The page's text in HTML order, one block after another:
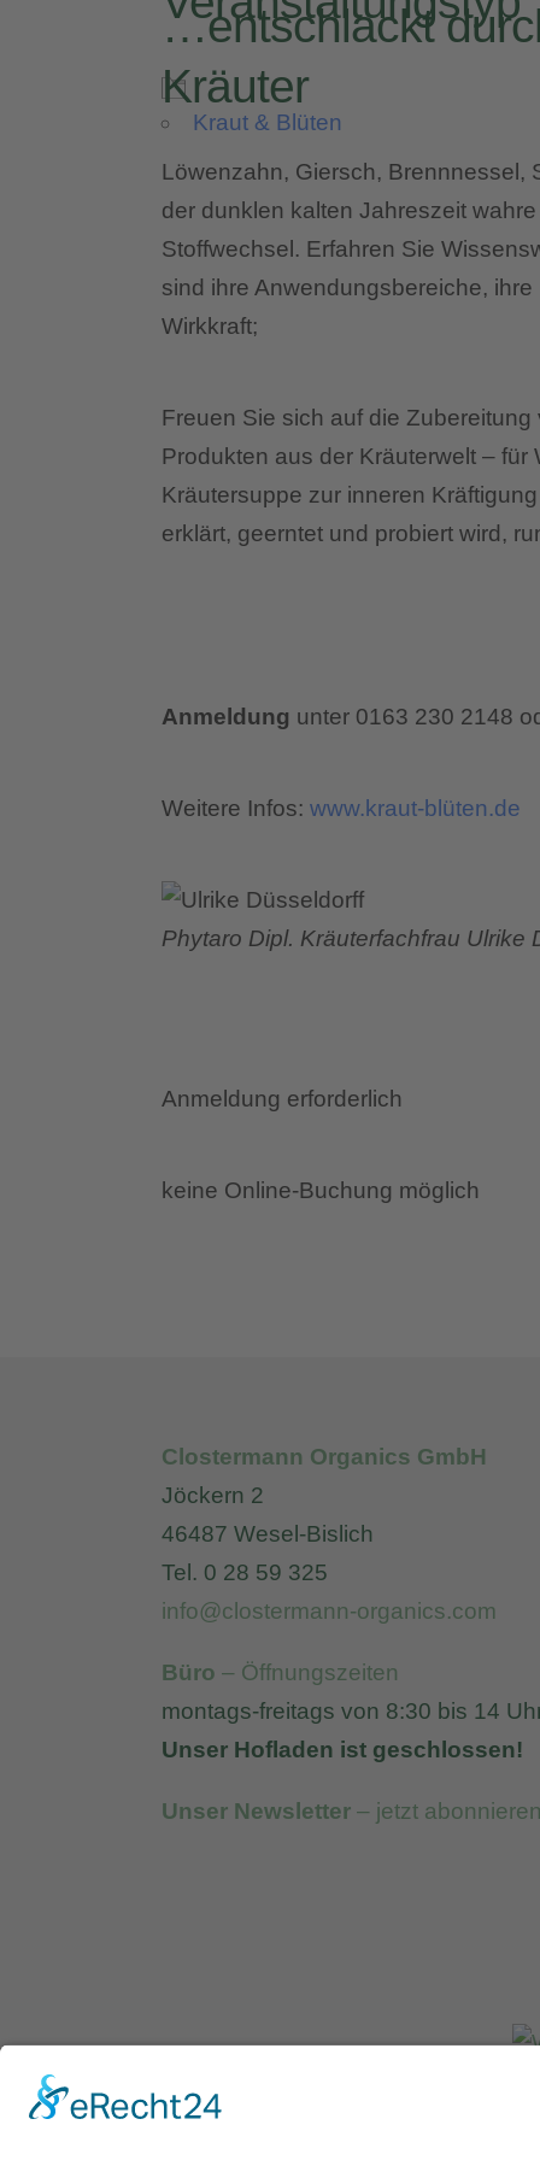
Kraut & Blüten
…entschlackt
Kräuter
Löwenzahn, Giersch, Brennnessel,
der dunklen kalten Jahreszeit
Stoffwechsel. Erfahren Sie
sind ihre Anwendungsbereiche,
Wirkkraft;
Freuen Sie sich auf die
Produkten aus der Kräuterwelt –
Kräutersuppe zur inneren
erklärt, geerntet und probiert wird,
Anmeldung unter 0163 230 2148
Weitere Infos:www.kraut-blüten.de
Phytaro Dipl. Kräuterfachfrau Ulrike
Anmeldung erforderlich
keine Online-Buchung möglich
Clostermann Organics GmbH
Jöckern 2
46487 Wesel-Bislich
Tel. 0 28 59 325
info@clostermann-organics.com
Büro – Öffnungszeiten
montags-freitags von 8:30 bis 14
Unser Hofladen ist geschlossen!
Unser Newsletter – jetzt